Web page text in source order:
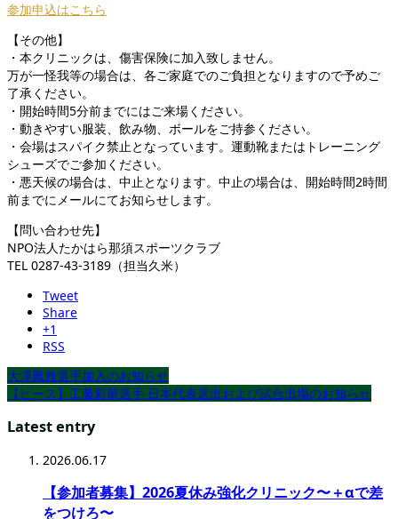
参加申込はこちら
【その他】
・本クリニックは、傷害保険に加入致しません。
万が一怪我等の場合は、各ご家庭でのご負担となりますので予めご
了承ください。
・開始時間5分前までにはご来場ください。
・動きやすい服装、飲み物、ボールをご持参ください。
・会場はスパイク禁止となっています。運動靴またはトレーニング
シューズでご参加ください。
・悪天候の場合は、中止となります。中止の場合は、開始時間2時間
前までにメールにてお知らせします。
【問い合わせ先】
NPO法人たかはら那須スポーツクラブ
TEL 0287-43-3189（担当久米）
Tweet
Share
+1
RSS
大澤鳳雅選手加入のお知らせ
【ピース】工藤彩華選手 日本代表選出および試合出場のお知らせ
Latest entry
2026.06.17
【参加者募集】2026夏休み強化クリニック〜＋αで差
をつけろ〜